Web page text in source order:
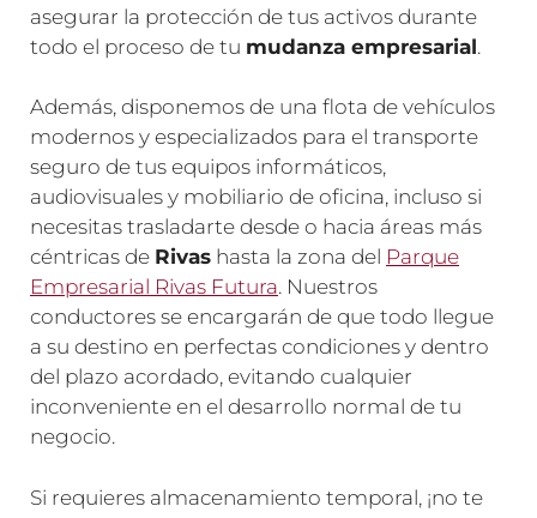
asegurar la protección de tus activos durante
todo el proceso de tu mudanza empresarial.
Además, disponemos de una flota de vehículos
modernos y especializados para el transporte
seguro de tus equipos informáticos,
audiovisuales y mobiliario de oficina, incluso si
necesitas trasladarte desde o hacia áreas más
céntricas de Rivas hasta la zona del Parque
Empresarial Rivas Futura. Nuestros
conductores se encargarán de que todo llegue
a su destino en perfectas condiciones y dentro
del plazo acordado, evitando cualquier
inconveniente en el desarrollo normal de tu
negocio.
Si requieres almacenamiento temporal, ¡no te